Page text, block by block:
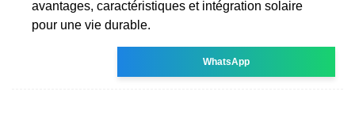
avantages, caractéristiques et intégration solaire
pour une vie durable.
WhatsApp